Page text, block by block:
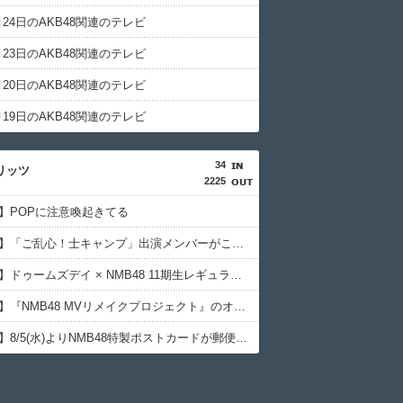
24日のAKB48関連のテレビ
23日のAKB48関連のテレビ
20日のAKB48関連のテレビ
19日のAKB48関連のテレビ
34
2225
ッツ
POPに注意喚起きてる
【NMB48】「ご乱心！士キャンプ」出演メンバーがこちら
【NMB48】ドゥームズデイ × NMB48 11期生レギュラー番組出演バトル開催
【NMB48】『NMB48 MVリメイクプロジェクト』のオークション追加開催が決定
【NMB48】8/5(水)よりNMB48特製ポストカードが郵便局全19局とNMB48オフィシャルショップで販売開始